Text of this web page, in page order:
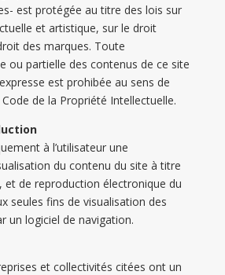
est protégée au titre des lois sur
et artistique, sur le droit
des marques. Toute
ou partielle des contenus de ce site
est prohibée au sens de
Code de la Propriété Intellectuelle.
à l’utilisateur une
du contenu du site à titre
et de reproduction électronique du
seules fins de visualisation des
un logiciel de navigation.
et collectivités citées ont un